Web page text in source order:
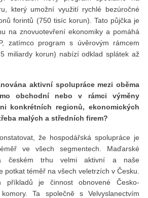
který umožní využití rychlé bezúročné
forintů (750 tisíc korun). Tato půjčka je
na znovuotevření ekonomiky a pomáhá
zatímco program s úvěrovým rámcem
miliardy korun) nabízí odklad splátek až
aktivní spolupráce mezi oběma
obchodní nebo v rámci výměny
konkrétních regionů, ekonomických
malých a středních firem?
že hospodářská spolupráce je
ve všech segmentech. Maďarské
českém trhu velmi aktivní a naše
potkat téměř na všech veletrzích v Česku.
příkladů je činnost obnovené Česko-
Ta společně s Velvyslanectvím